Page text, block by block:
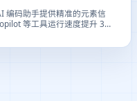
编码助手提供精准的元素信
等工具运行速度提升 3